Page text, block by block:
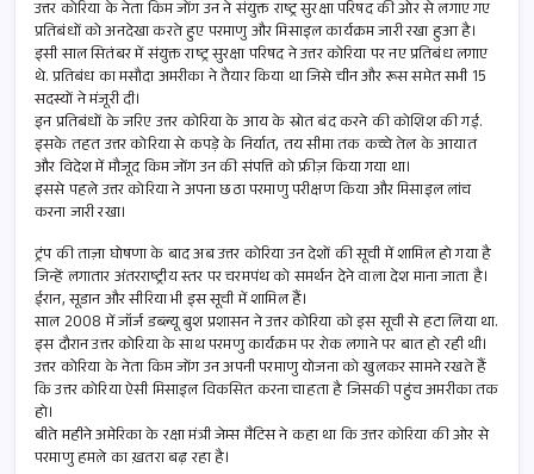
उत्तर कोरिया के नेता किम जोंग उन ने संयुक्त राष्ट्र सुरक्षा परिषद की ओर से लगाए गए
प्रतिबंधों को अनदेखा करते हुए परमाणु और मिसाइल कार्यक्रम जारी रखा हुआ है।
इसी साल सितंबर में संयुक्त राष्ट्र सुरक्षा परिषद ने उत्तर कोरिया पर नए प्रतिबंध लगाए
थे. प्रतिबंध का मसौदा अमरीका ने तैयार किया था जिसे चीन और रूस समेत सभी 15
सदस्यों ने मंजूरी दी।
इन प्रतिबंधों के जरिए उत्तर कोरिया के आय के स्रोत बंद करने की कोशिश की गई.
इसके तहत उत्तर कोरिया से कपड़े के निर्यात, तय सीमा तक कच्चे तेल के आयात
और विदेश में मौजूद किम जोंग उन की संपत्ति को फ्रीज़ किया गया था।
इससे पहले उत्तर कोरिया ने अपना छठा परमाणु परीक्षण किया और मिसाइल लांच
करना जारी रखा।
ट्रंप की ताज़ा घोषणा के बाद अब उत्तर कोरिया उन देशों की सूची में शामिल हो गया है
जिन्हें लगातार अंतरराष्ट्रीय स्तर पर चरमपंथ को समर्थन देने वाला देश माना जाता है।
ईरान, सूडान और सीरिया भी इस सूची में शामिल हैं।
साल 2008 में जॉर्ज डब्ल्यू बुश प्रशासन ने उत्तर कोरिया को इस सूची से हटा लिया था.
इस दौरान उत्तर कोरिया के साथ परमणु कार्यक्रम पर रोक लगाने पर बात हो रही थी।
उत्तर कोरिया के नेता किम जोंग उन अपनी परमाणु योजना को खुलकर सामने रखते हैं
कि उत्तर कोरिया ऐसी मिसाइल विकसित करना चाहता है जिसकी पहुंच अमरीका तक
हो।
बीते महीने अमेरिका के रक्षा मंत्री जेम्स मैटिस ने कहा था कि उत्तर कोरिया की ओर से
परमाणु हमले का ख़तरा बढ़ रहा है।